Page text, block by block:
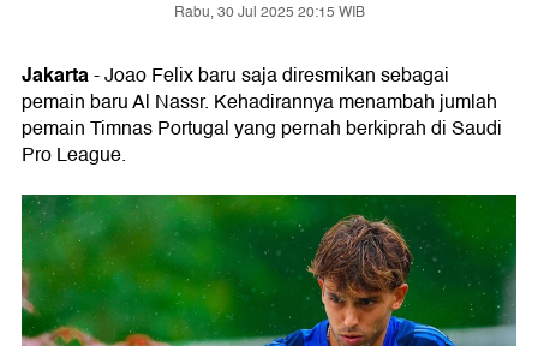
Rabu, 30 Jul 2025 20:15 WIB
Jakarta- Joao Felix baru saja diresmikan sebagai
pemain baru Al Nassr. Kehadirannya menambah jumlah
pemain Timnas Portugal yang pernah berkiprah di Saudi
Pro League.